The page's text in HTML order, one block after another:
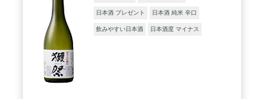
日本酒 プレゼント 日本酒 純米 辛口
飲みやすい日本酒 日本酒度 マイナス